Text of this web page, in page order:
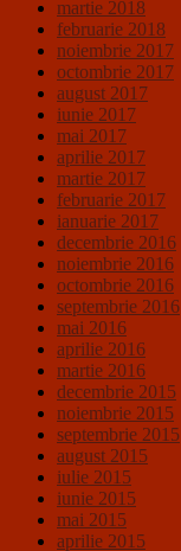
martie 2018
februarie 2018
noiembrie 2017
octombrie 2017
august 2017
iunie 2017
mai 2017
aprilie 2017
martie 2017
februarie 2017
ianuarie 2017
decembrie 2016
noiembrie 2016
octombrie 2016
septembrie 2016
mai 2016
aprilie 2016
martie 2016
decembrie 2015
noiembrie 2015
septembrie 2015
august 2015
iulie 2015
iunie 2015
mai 2015
aprilie 2015